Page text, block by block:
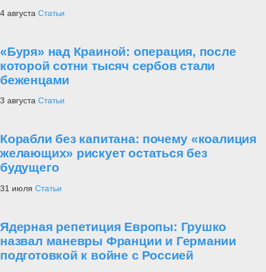
4 августа Статьи
«Буря» над Краиной: операция, после
которой сотни тысяч сербов стали
беженцами
3 августа Статьи
Корабли без капитана: почему «коалиция
желающих» рискует остаться без
будущего
31 июля Статьи
Ядерная репетиция Европы: Грушко
назвал маневры Франции и Германии
подготовкой к войне с Россией